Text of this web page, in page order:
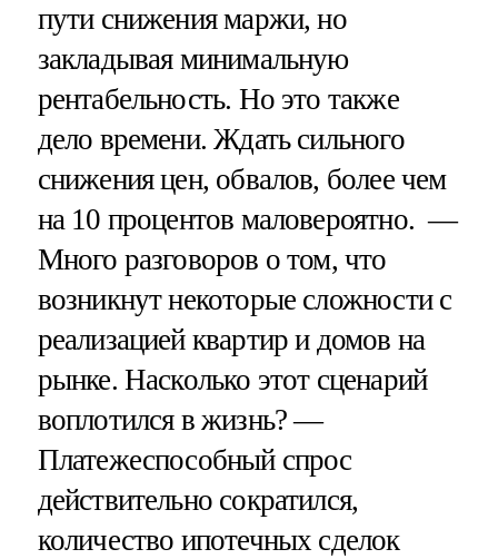
пути снижения маржи, но
закладывая минимальную
рентабельность. Но это также
дело времени. Ждать сильного
снижения цен, обвалов, более чем
на 10 процентов маловероятно. —
Много разговоров о том, что
возникнут некоторые сложности с
реализацией квартир и домов на
рынке. Насколько этот сценарий
воплотился в жизнь? —
Платежеспособный спрос
действительно сократился,
количество ипотечных сделок